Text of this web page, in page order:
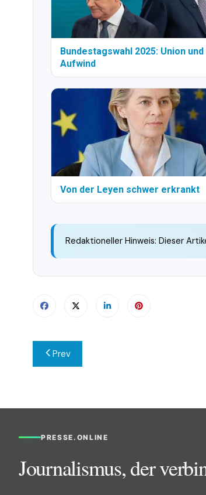
Bundestagswahl 2025: Union
Aufwind
Von der Leyen schwer erkrankt
Redaktioneller Hinweis: Dieser
Beitragsnavigation
Prev
PRESSE.ONLINE
Journalismus, der